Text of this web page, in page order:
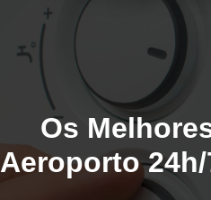
Os
Aeroporto